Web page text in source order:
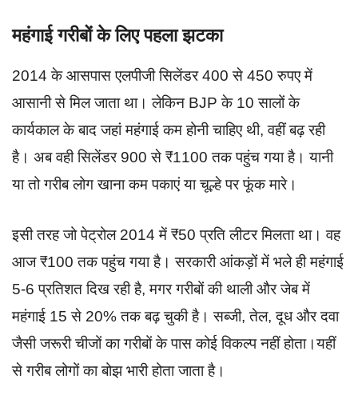
महंगाई गरीबों के लिए पहला झटका
2014 के आसपास एलपीजी सिलेंडर 400 से 450 रुपए में
आसानी से मिल जाता था। लेकिन BJP के 10 सालों के
कार्यकाल के बाद जहां महंगाई कम होनी चाहिए थी, वहीं बढ़ रही
है। अब वही सिलेंडर 900 से ₹1100 तक पहुंच गया है। यानी
या तो गरीब लोग खाना कम पकाएं या चूल्हे पर फूंक मारे।
इसी तरह जो पेट्रोल 2014 में ₹50 प्रति लीटर मिलता था। वह
आज ₹100 तक पहुंच गया है। सरकारी आंकड़ों में भले ही महंगाई
5-6 प्रतिशत दिख रही है, मगर गरीबों की थाली और जेब में
महंगाई 15 से 20% तक बढ़ चुकी है। सब्जी, तेल, दूध और दवा
जैसी जरूरी चीजों का गरीबों के पास कोई विकल्प नहीं होता।यहीं
से गरीब लोगों का बोझ भारी होता जाता है।